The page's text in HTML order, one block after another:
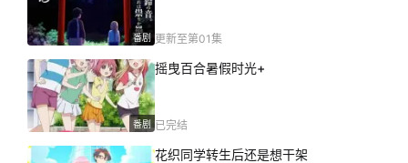
番剧 更新至第01集
番剧
摇曳百合暑假时光+
已完结
花织同学转生后还是想干架